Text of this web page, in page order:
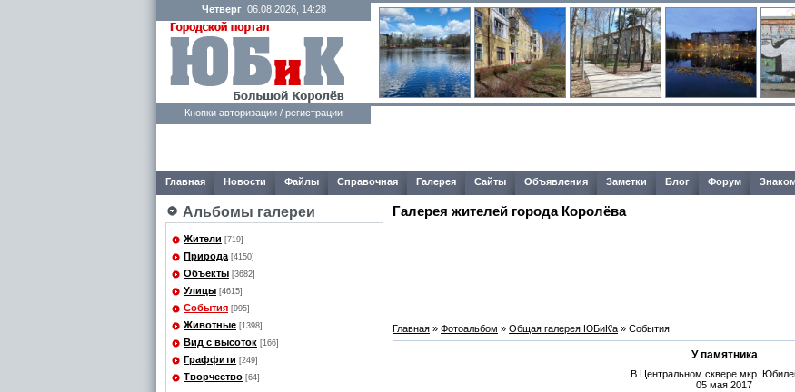
Четверг, 06.08.2026, 14:28
Кнопки авторизации / регистрации
Главная Новости Файлы Справочная Галерея Сайты Объявления Заметки Блог Форум
Альбомы галереи
Жители [719]
Природа [4150]
Объекты [3682]
Улицы [4615]
События [995]
Животные [1398]
Вид с высоток [166]
Граффити [249]
Творчество [64]
Галерея жителей города Королёва
Главная » Фотоальбом » Общая галерея ЮБиК'a » События
У памятника
В Центральном сквере мкр.
05 мая 2017